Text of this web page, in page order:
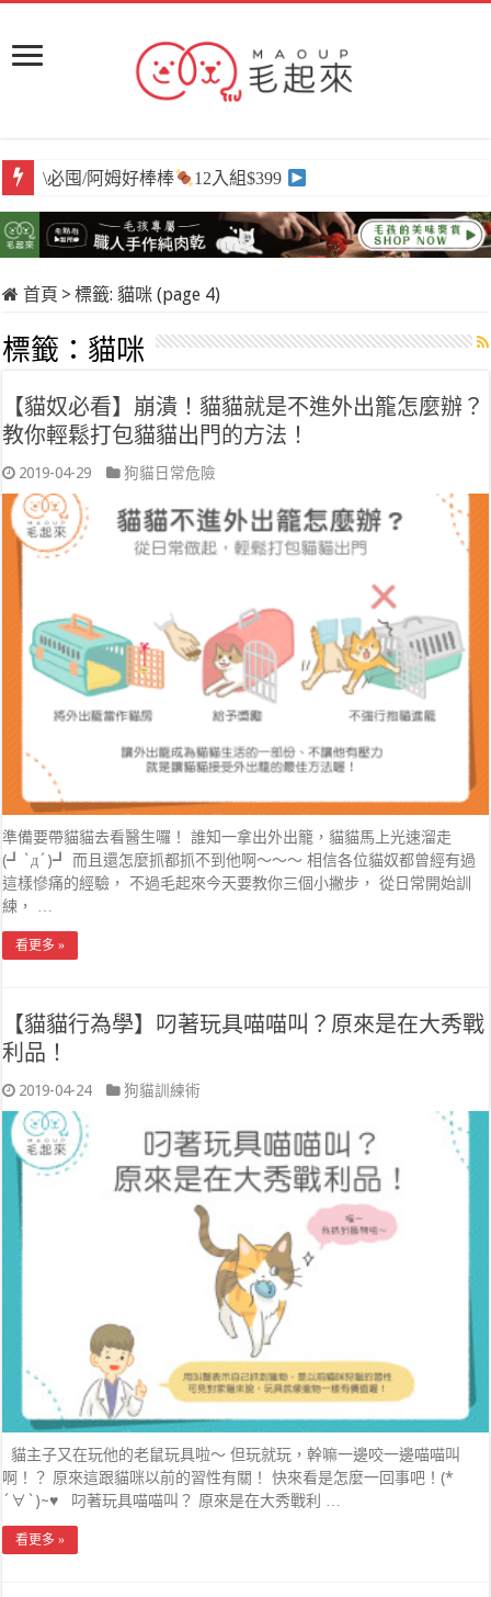
\必囤/阿姆好棒棒 12入組$399
首頁 > 標籤: 貓咪 (page 4)
標籤： 貓咪
【貓奴必看】崩潰！貓貓就是不進外出籠怎麼辦？
教你輕鬆打包貓貓出門的方法！
2019-04-29 狗貓日常危險
準備要帶貓貓去看醫生囉！ 誰知一拿出外出籠，貓貓馬上光速溜走
(┛`д´)┛ 而且還怎麼抓都抓不到他啊～～～ 相信各位貓奴都曾經有過
這樣慘痛的經驗， 不過毛起來今天要教你三個小撇步， 從日常開始訓
練， …
看更多 »
【貓貓行為學】叼著玩具喵喵叫？原來是在大秀戰
利品！
2019-04-24 狗貓訓練術
貓主子又在玩他的老鼠玩具啦～ 但玩就玩，幹嘛一邊咬一邊喵喵叫
啊！？ 原來這跟貓咪以前的習性有關！ 快來看是怎麼一回事吧！(*
´∀`)~♥ 叼著玩具喵喵叫？ 原來是在大秀戰利 …
看更多 »